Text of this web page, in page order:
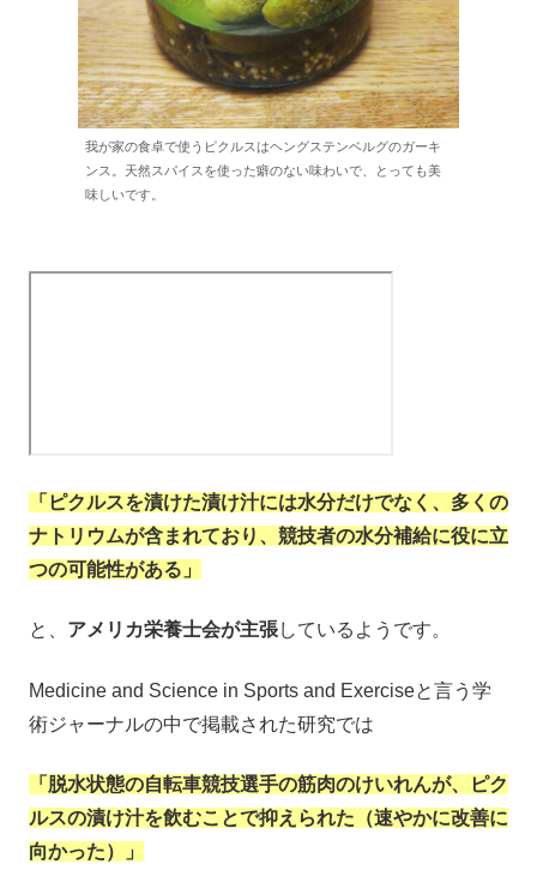
我が家の食卓で使うピクルスはヘングステンベルグのガーキ
ンス。天然スパイスを使った癖のない味わいで、とっても美
味しいです。
「ピクルスを漬けた漬け汁には水分だけでなく、多くの
ナトリウムが含まれており、競技者の水分補給に役に立
つの可能性がある」
と、 アメリカ栄養士会が主張しているようです。
Medicine and Science in Sports and Exerciseと言う学
術ジャーナルの中で掲載された研究では
「脱水状態の自転車競技選手の筋肉のけいれんが、ピク
ルスの漬け汁を飲むことで抑えられた（速やかに改善に
向かった）」